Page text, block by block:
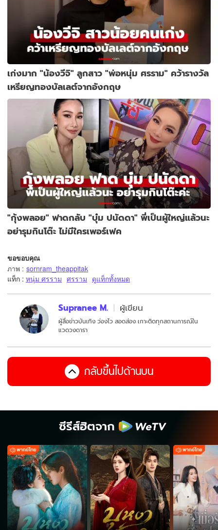
เก่งมาก "น้องวีจิ" ลูกสาว "พ่อหนุ่ม ศรราม" คว้ารางวัล
เหรียญทองบัลเลต์จากอังกฤษ
"กุ้งพลอย" ฟาดกลับ "บุ๋ม ปนัดดา" พี่เป็นผู้ใหญ่แล้วนะ
อย่ารุมกินโต๊ะ ไม่มีใครเพอร์เฟค
ขอขอบคุณ
ภาพ : sornram_theappitak
แท็ก : หนุ่ม ศรราม ศรราม ดูแท็กทั้งหมด
Supranee M. ผู้เขียน
ผู้สื่อข่าวบันเทิง ว่องไว สอดส่อง เกาะติดทุกสถานการณ์ใน
แวดวงดารา
กลับขึ้นไปด้านบน
ซีรีส์ฮิตจาก